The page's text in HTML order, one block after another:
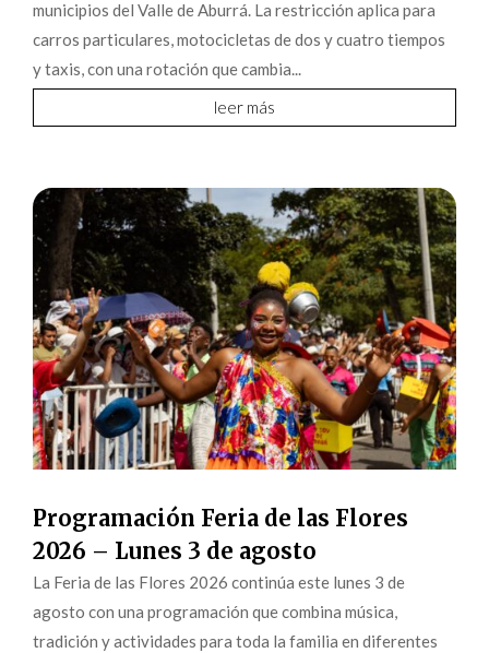
municipios del Valle de Aburrá. La restricción aplica para
carros particulares, motocicletas de dos y cuatro tiempos
y taxis, con una rotación que cambia...
leer más
Programación Feria de las Flores
2026 – Lunes 3 de agosto
La Feria de las Flores 2026 continúa este lunes 3 de
agosto con una programación que combina música,
tradición y actividades para toda la familia en diferentes